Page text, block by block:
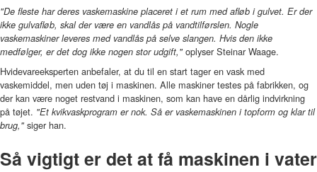
"De fleste har deres vaskemaskine placeret i et rum med afløb i gulvet. Er der
ikke gulvafløb, skal der være en vandlås på vandtilførslen. Nogle
vaskemaskiner leveres med vandlås på selve slangen. Hvis den ikke
medfølger, er det dog ikke nogen stor udgift," oplyser Steinar Waage.
Hvidevareeksperten anbefaler, at du til en start tager en vask med
vaskemiddel, men uden tøj i maskinen. Alle maskiner testes på fabrikken, og
der kan være noget restvand i maskinen, som kan have en dårlig indvirkning
på tøjet. "Et kvikvaskprogram er nok. Så er vaskemaskinen i topform og klar til
brug," siger han.
Så vigtigt er det at få maskinen i vater